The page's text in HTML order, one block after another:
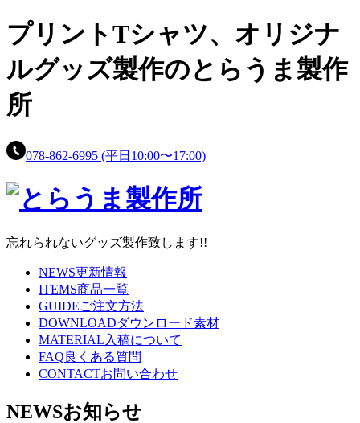
プリントTシャツ、 オリジナ
ルグッズ製作のとらうま製作
所
078-862-6995 (平日10:00〜17:00)
忘れられないグッズ製作致します!!
NEWS更新情報
ITEMS商品一覧
GUIDEご注文方法
DOWNLOADダウンロード素材
MATERIAL 入稿について
FAQ良くある質問
CONTACTお問い合わせ
NEWSお知らせ